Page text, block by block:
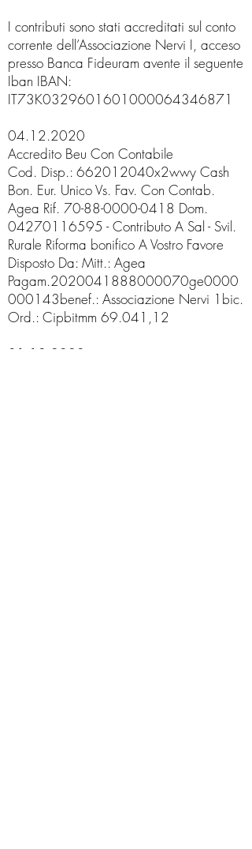
I contributi sono stati accreditati sul conto
corrente dell’Associazione Nervi I, acceso
presso Banca Fideuram avente il seguente
Iban IBAN:
IT73K0329601601000064346871
04.12.2020
Accredito Beu Con Contabile
Cod. Disp.: 662012040x2wwy Cash
Bon. Eur. Unico Vs. Fav. Con Contab.
Agea Rif. 70-88-0000-0418 Dom.
04270116595 - Contributo A Sal - Svil.
Rurale Riforma bonifico A Vostro Favore
Disposto Da: Mitt.: Agea
Pagam.2020041888000070ge0000
000143benef.: Associazione Nervi 1bic.
Ord.: Cipbitmm 69.041,12
31.12.2020